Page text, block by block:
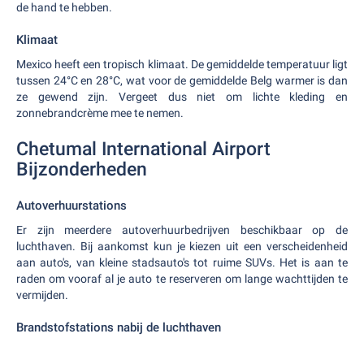
de hand te hebben.
Klimaat
Mexico heeft een tropisch klimaat. De gemiddelde temperatuur ligt
tussen 24°C en 28°C, wat voor de gemiddelde Belg warmer is dan
ze gewend zijn. Vergeet dus niet om lichte kleding en
zonnebrandcrème mee te nemen.
Chetumal International Airport
Bijzonderheden
Autoverhuurstations
Er zijn meerdere autoverhuurbedrijven beschikbaar op de
luchthaven. Bij aankomst kun je kiezen uit een verscheidenheid
aan auto's, van kleine stadsauto's tot ruime SUVs. Het is aan te
raden om vooraf al je auto te reserveren om lange wachttijden te
vermijden.
Brandstofstations nabij de luchthaven